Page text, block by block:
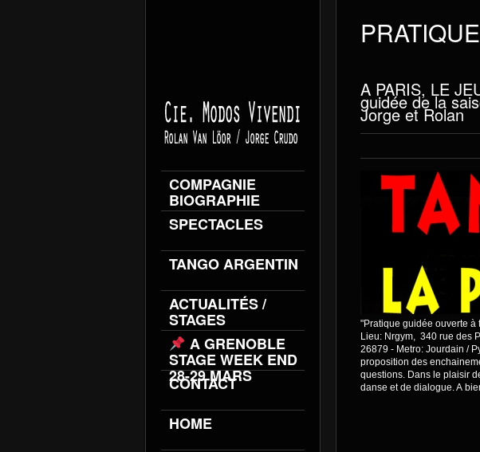
COMPAGNIE
BIOGRAPHIE
SPECTACLES
TANGO ARGENTIN
ACTUALITÉS /
STAGES
A GRENOBLE
STAGE WEEK END
28-29 MARS
CONTACT
HOME
A PARIS, LE
guidée de la
Jorge et Rolan
"Pratique guidée ouverte à
Lieu: Nrgym, 340 rue des
26879 - Metro: Jourdain /
proposition des
questions. Dans le plaisir
danse et de dialogue. A